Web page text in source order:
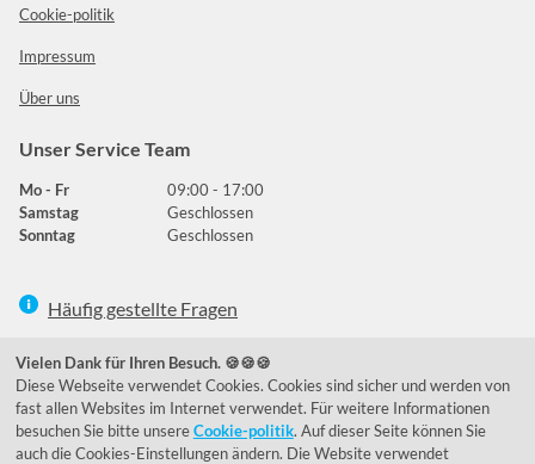
Cookie-politik
Impressum
Über uns
Unser Service Team
Mo - Fr
09:00 - 17:00
Samstag
Geschlossen
Sonntag
Geschlossen
Häufig gestellte Fragen
039292 - 678215
de@lumidora.com
Vielen Dank für Ihren Besuch. 🍪🍪🍪
Diese Webseite verwendet Cookies. Cookies sind sicher und werden von
fast allen Websites im Internet verwendet. Für weitere Informationen
besuchen Sie bitte unsereCookie-politik. Auf dieser Seite können Sie
auch die Cookies-Einstellungen ändern. Die Website verwendet